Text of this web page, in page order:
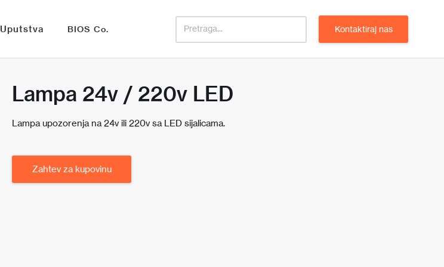
Uputstva BIOS Co. Kontaktiraj nas
Lampa 24v / 220v LED
Lampa upozorenja na 24v ili 220v sa LED sijalicama.
Zahtev za kupovinu